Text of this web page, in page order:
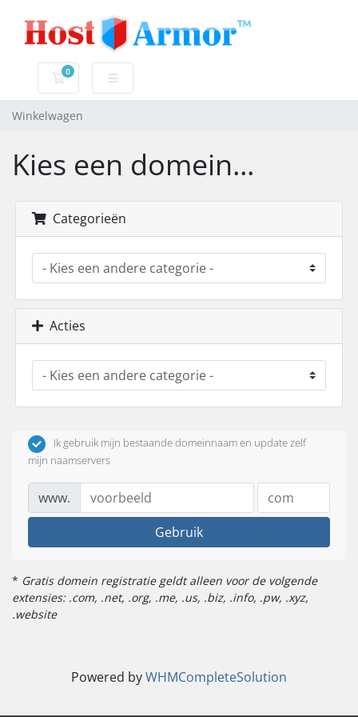
0
Winkelwagen
Winkelwagen
Kies een domein...
Categorieën
Acties
Ik gebruik mijn bestaande domeinnaam en update zelf
mijn naamservers
www.
Gebruik
* Gratis domein registratie geldt alleen voor de volgende
extensies: .com, .net, .org, .me, .us, .biz, .info, .pw, .xyz,
.website
Powered byWHMCompleteSolution